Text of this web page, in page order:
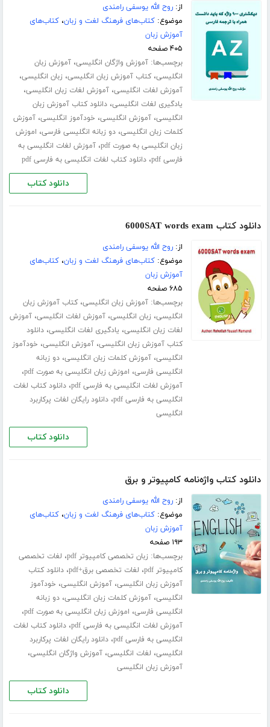
از:روح الله یوسفی رامندی
موضوع:کتاب‌های فرهنگ لغت و زبان،کتاب‌های
آموزش زبان
۴۰۵ صفحه
برچسب‌ها:آموزش واژگان انگلیسی،آموزش زبان
انگلیسی،کتاب آموزش زبان انگلیسی، زبان انگلیسی،
آموزش لغات انگلیسی،آموزش لغات زبان انگلیسی،
یادگیری لغات انگلیسی،دانلود کتاب آموزش زبان
انگلیسی،آموزش انگلیسی، خودآموز انگلیسی،آموزش
کلمات زبان انگلیسی،دو زبانه انگلیسی فارسی، اموزش
زبان انگلیسی به صورت pdf
،آموزش لغات انگلیسی به
فارسی pdf
،دانلود کتاب لغات انگلیسی به فارسی pdf
دانلود کتاب
دانلود کتاب 6000SAT words exam
از:روح الله یوسفی رامندی
موضوع:کتاب‌های فرهنگ لغت و زبان،کتاب‌های
آموزش زبان
۶۸۵ صفحه
برچسب‌ها:آموزش زبان انگلیسی،کتاب آموزش زبان
انگلیسی، زبان انگلیسی،آموزش لغات انگلیسی،آموزش
لغات زبان انگلیسی، یادگیری لغات انگلیسی،دانلود
کتاب آموزش زبان انگلیسی،آموزش انگلیسی، خودآموز
انگلیسی،آموزش کلمات زبان انگلیسی،دو زبانه
انگلیسی فارسی، اموزش زبان انگلیسی به صورت pdf ،
آموزش لغات انگلیسی به فارسی pdf ،دانلود کتاب لغات
انگلیسی به فارسی pdf
،دانلود رایگان لغات پرکاربرد
انگلیسی
دانلود کتاب
دانلود کتاب واژه‌نامه کامپیوتر و برق
از:روح الله یوسفی رامندی
موضوع:کتاب‌های فرهنگ لغت و زبان،کتاب‌های
آموزش زبان
۱۹۳ صفحه
برچسب‌ها: زبان تخصصی کامپیوتر pdf ، لغات تخصصی
کامپیوتر pdf
، لغات تخصصی برق+pdf ،دانلود کتاب
آموزش زبان انگلیسی،آموزش انگلیسی، خودآموز
انگلیسی،آموزش کلمات زبان انگلیسی،دو زبانه
انگلیسی فارسی، اموزش زبان انگلیسی به صورت pdf ،
آموزش لغات انگلیسی به فارسی pdf ،دانلود کتاب لغات
انگلیسی به فارسی pdf
،دانلود رایگان لغات پرکاربرد
انگلیسی، لغات انگلیسی،آموزش واژگان انگلیسی،
آموزش زبان انگلیسی
دانلود کتاب